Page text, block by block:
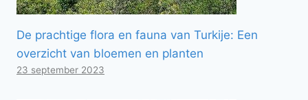
De prachtige flora en fauna van Turkije: Een
overzicht van bloemen en planten
23 september 2023